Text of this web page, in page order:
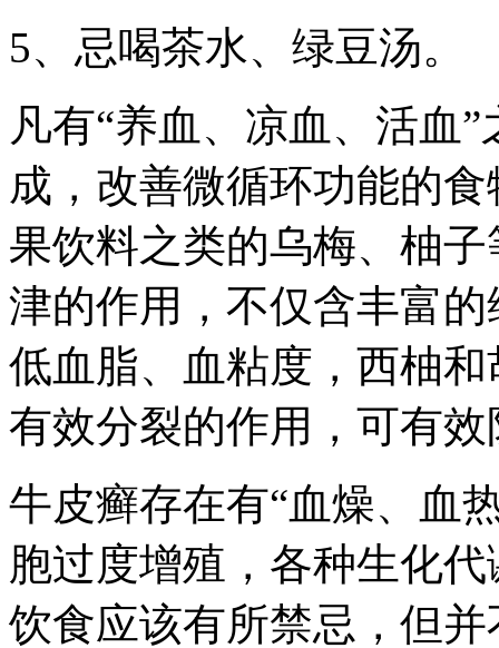
5、忌喝茶水、绿豆汤。
凡有“养血、凉血、活血
成，改善微循环功能的
果饮料之类的乌梅、柚
津的作用，不仅含丰富
低血脂、血粘度，西柚
有效分裂的作用，可有
牛皮癣存在有“血燥、血
胞过度增殖，各种生化
饮食应该有所禁忌，但